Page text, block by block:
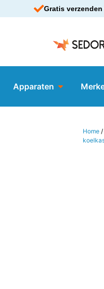
Gratis
Apparaten
Home /